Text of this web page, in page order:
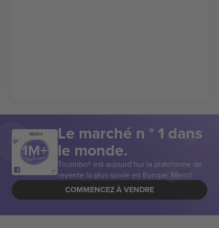
MERCI! Le marché n ° 1 dans
le monde.
Ticombo® est aujourd’hui la plateforme de
revente la plus suivie en Europe. Merci!
COMMENCEZ À VENDRE